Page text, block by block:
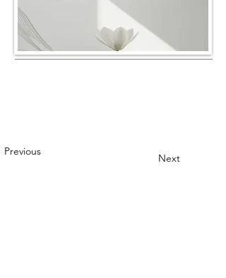
Previous
Next